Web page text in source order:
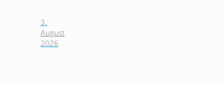
3.
August
2026